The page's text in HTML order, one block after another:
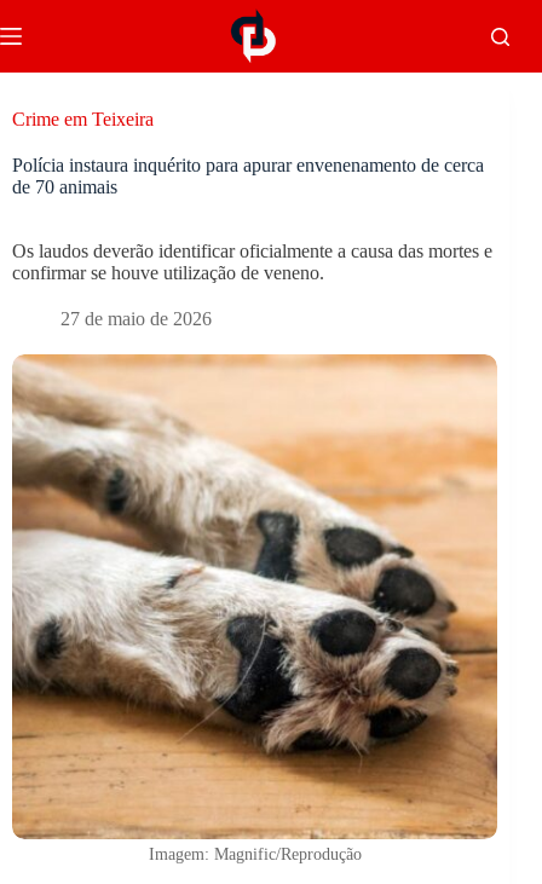
Crime em Teixeira
Polícia instaura inquérito para apurar envenenamento de cerca
de 70 animais
Os laudos deverão identificar oficialmente a causa das mortes e
confirmar se houve utilização de veneno.
27 de maio de 2026
Imagem: Magnific/Reprodução